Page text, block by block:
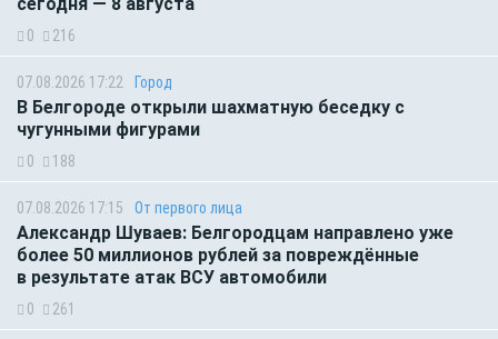
0 216
07.08.2026 17:22 Город
В Белгороде открыли шахматную беседку с
чугунными фигурами
0 188
07.08.2026 17:15 От первого лица
Александр Шуваев: Белгородцам направлено уже
более 50 миллионов рублей за повреждённые
в результате атак ВСУ автомобили
0 261